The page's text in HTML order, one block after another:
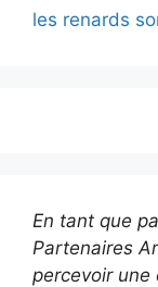
les renards
En tant que
Partenaires
percevoir une